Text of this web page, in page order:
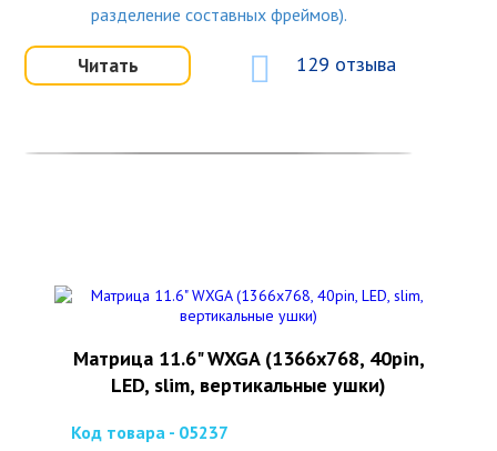
разделение составных фреймов).
Читать 129 отзыва
Матрица 11.6" WXGA (1366x768, 40pin,
LED, slim, вертикальные ушки)
Код товара - 05237